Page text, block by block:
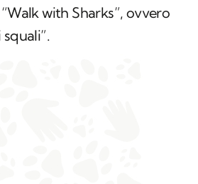
with Sharks”, ovvero